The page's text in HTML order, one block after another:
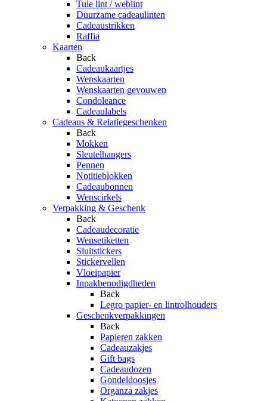
Tule lint / weblint
Duurzame cadeaulinten
Cadeaustrikken
Raffia
Kaarten
Back
Cadeaukaartjes
Wenskaarten
Wenskaarten gevouwen
Condoleance
Cadeaulabels
Cadeaus & Relatiegeschenken
Back
Mokken
Sleutelhangers
Pennen
Notitieblokken
Cadeaubonnen
Wenscirkels
Verpakking & Geschenk
Back
Cadeaudecoratie
Wensetiketten
Sluitstickers
Stickervellen
Vloeipapier
Inpakbenodigdheden
Back
Legro papier- en lintrolhouders
Geschenkverpakkingen
Back
Papieren zakken
Cadeauzakjes
Gift bags
Cadeaudozen
Gondeldoosjes
Organza zakjes